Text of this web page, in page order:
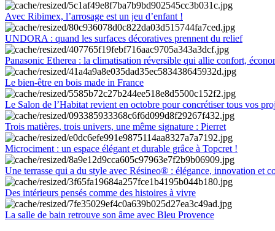
Avec Ribimex, l’arrosage est un jeu d’enfant !
UNDORA : quand les surfaces décoratives prennent du relief
Panasonic Etherea : la climatisation réversible qui allie confort,
Le bien-être en bois made in France
Le Salon de l’Habitat revient en octobre pour concrétiser tous vos
Trois matières, trois univers, une même signature : Pierret
Microciment : un espace élégant et durable grâce à Topcret !
Une terrasse qui a du style avec Résineo® : élégance, innovation et
Des intérieurs pensés comme des histoires à vivre
La salle de bain retrouve son âme avec Bleu Provence